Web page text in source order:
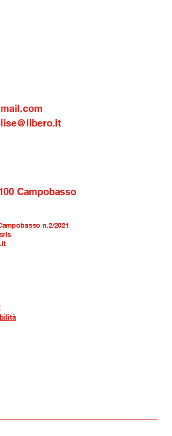
Campobasso
n.2/2021